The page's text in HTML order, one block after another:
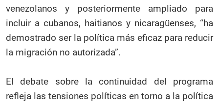
venezolanos y posteriormente ampliado para
incluir a cubanos, haitianos y nicaragüenses, “ha
demostrado ser la política más eficaz para reducir
la migración no autorizada”.
El debate sobre la continuidad del programa
refleja las tensiones políticas en torno a la política